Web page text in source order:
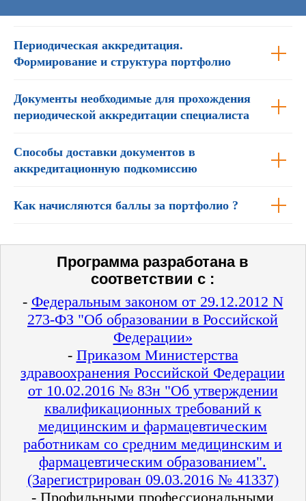
Периодическая аккредитация.
Формирование и структура портфолио
Документы необходимые для прохождения
периодической аккредитации специалиста
Способы доставки документов в
аккредитационную подкомиссию
Как начисляются баллы за портфолио ?
Программа разработана в
соответствии с :
- Федеральным законом от 29.12.2012 N
273-ФЗ "Об образовании в Российской
Федерации»
- Приказом Министерства
здравоохранения Российской Федерации
от 10.02.2016 № 83н "Об утверждении
квалификационных требований к
медицинским и фармацевтическим
работникам со средним медицинским и
фармацевтическим образованием".
(Зарегистрирован 09.03.2016 № 41337)
- Профильными профессиональными